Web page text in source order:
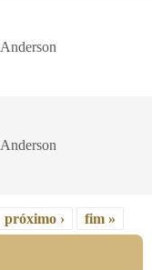
Anderson
Anderson
próximo › fim »